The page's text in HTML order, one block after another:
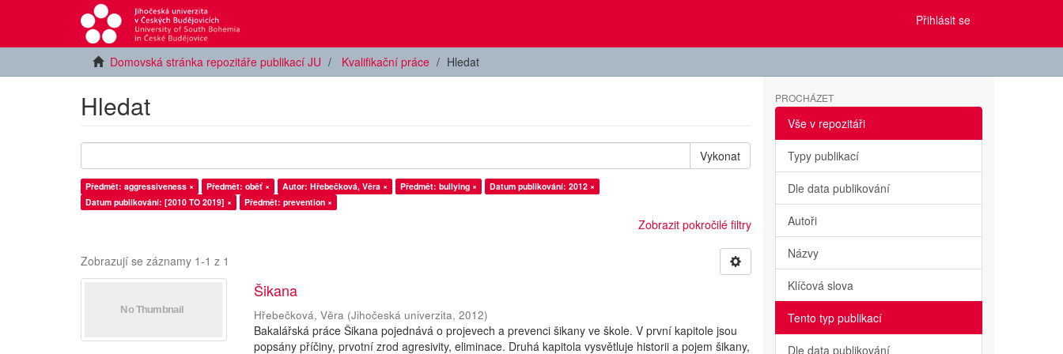
Přihlásit se
Domovská stránka repozitáře publikací JU Kvalifikační práce Hledat
Hledat
Vykonat
Předmět: aggressiveness × Předmět: oběť × Autor: Hřebečková, Věra × Předmět: bullying ×
Datum publikování: 2012 ×
Datum publikování: [2010 TO 2019] ×
Předmět: prevention ×
Zobrazit pokročilé filtry
Zobrazují se záznamy 1-1 z 1
Šikana
Hřebečková, Věra (Jihočeská univerzita,2012)
Bakalářská práce Šikana pojednává o projevech a prevenci šikany ve škole. V první kapitole jsou
popsány příčiny, prvotní zrod agresivity, eliminace. Druhá kapitola vysvětluje historii a pojem šikany,
PROCHÁZET
Vše v repozitáři
Typy publikací
Dle data publikování
Autoři
Názvy
Klíčová slova
Tento typ publikací
Dle data publikování